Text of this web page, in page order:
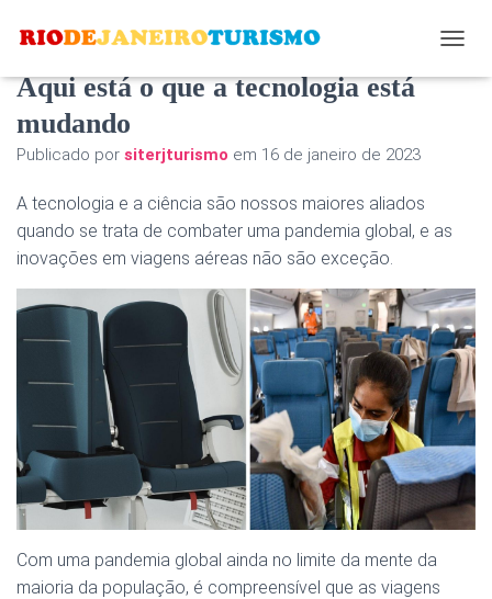
L
G
A
Ç
Ã
O
Preocupado com viagens aéreas?
Aqui está o que a tecnologia está
mudando
Publicado por siterjturismo em 16 de janeiro de 2023
A tecnologia e a ciência são nossos maiores aliados
quando se trata de combater uma pandemia global, e as
inovações em viagens aéreas não são exceção.
Com uma pandemia global ainda no limite da mente da
maioria da população, é compreensível que as viagens